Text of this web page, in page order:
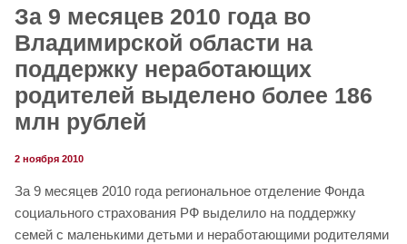
За 9 месяцев 2010 года во
Владимирской области на
поддержку неработающих
родителей выделено более 186
млн рублей
2 ноября 2010
За 9 месяцев 2010 года региональное отделение Фонда
социального страхования РФ выделило на поддержку
семей с маленькими детьми и неработающими родителями